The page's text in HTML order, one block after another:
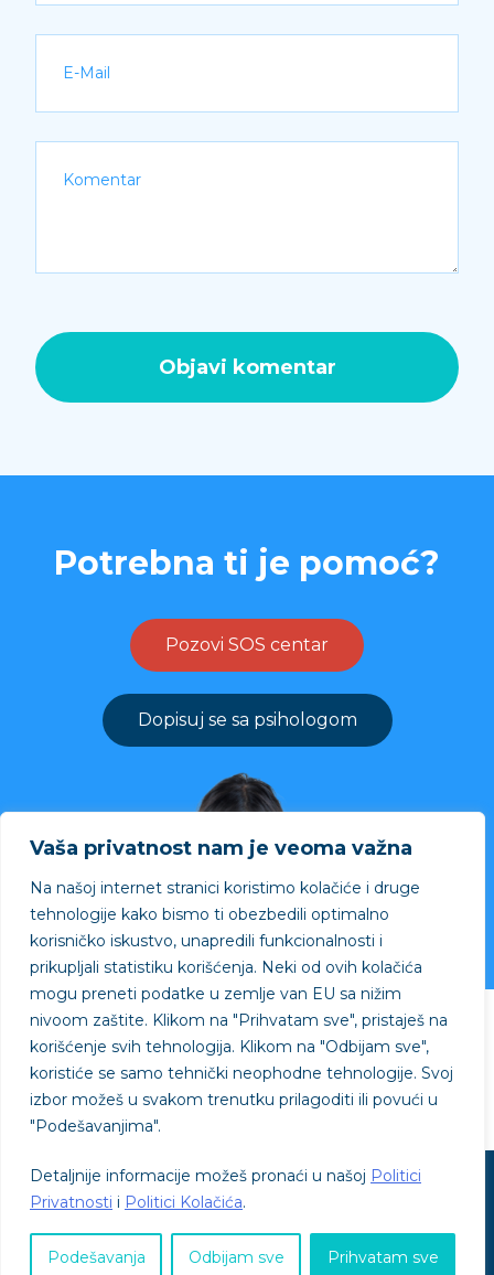
Vaša privatnost nam je veoma važna
Na našoj internet stranici koristimo kolačiće i druge
tehnologije kako bismo ti obezbedili optimalno
korisničko iskustvo, unapredili funkcionalnosti i
prikupljali statistiku korišćenja. Neki od ovih kolačića
mogu preneti podatke u zemlje van EU sa nižim
nivoom zaštite. Klikom na "Prihvatam sve", pristaješ na
korišćenje svih tehnologija. Klikom na "Odbijam sve",
koristiće se samo tehnički neophodne tehnologije. Svoj
izbor možeš u svakom trenutku prilagoditi ili povući u
"Podešavanjima".
Detaljnije informacije možeš pronaći u našoj Politici
Privatnosti i Politici Kolačića.
Podešavanja Odbijam sve Prihvatam sve
Potrebna ti je pomoć?
Pozovi SOS centar
Dopisuj se sa psihologom
Projekat podržao